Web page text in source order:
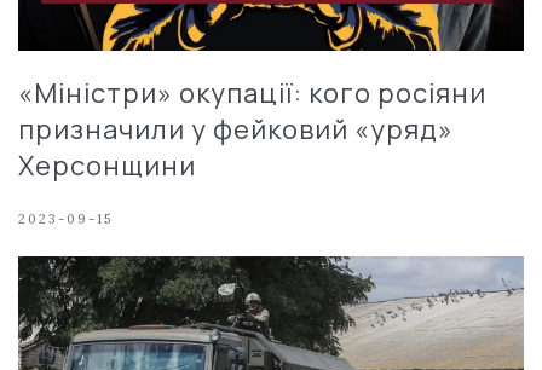
«Міністри» окупації: кого росіяни
призначили у фейковий «уряд»
Херсонщини
2023-09-15